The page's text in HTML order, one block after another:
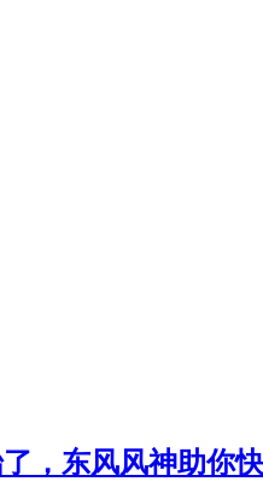
，东风风神助你快